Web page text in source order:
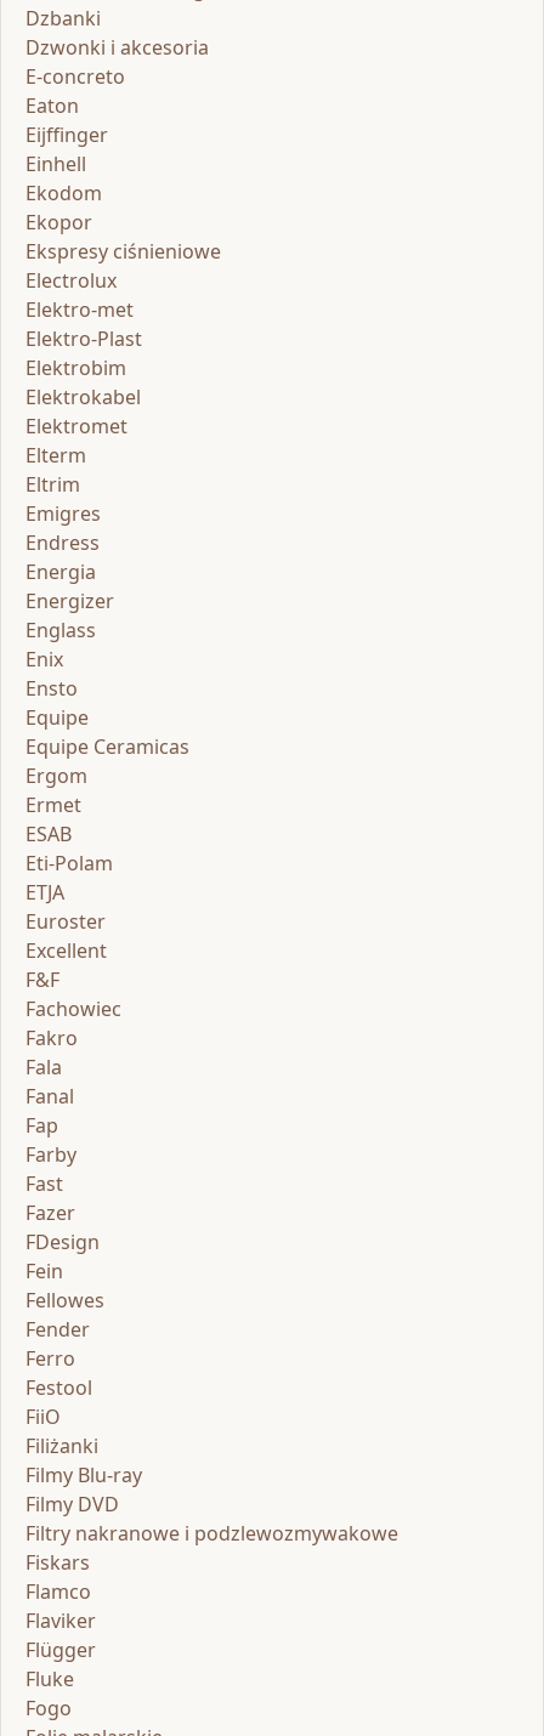
Dzbanki
Dzwonki i akcesoria
E-concreto
Eaton
Eijffinger
Einhell
Ekodom
Ekopor
Ekspresy ciśnieniowe
Electrolux
Elektro-met
Elektro-Plast
Elektrobim
Elektrokabel
Elektromet
Elterm
Eltrim
Emigres
Endress
Energia
Energizer
Englass
Enix
Ensto
Equipe
Equipe Ceramicas
Ergom
Ermet
ESAB
Eti-Polam
ETJA
Euroster
Excellent
F&F
Fachowiec
Fakro
Fala
Fanal
Fap
Farby
Fast
Fazer
FDesign
Fein
Fellowes
Fender
Ferro
Festool
FiiO
Filiżanki
Filmy Blu-ray
Filmy DVD
Filtry nakranowe i podzlewozmywakowe
Fiskars
Flamco
Flaviker
Flügger
Fluke
Fogo